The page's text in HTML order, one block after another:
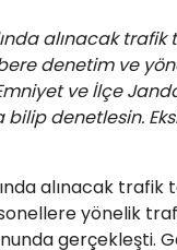
alınacak
denetim ve
ve İlçe
denetlesin.
alınacak trafik
yönelik
gerçekleşti.